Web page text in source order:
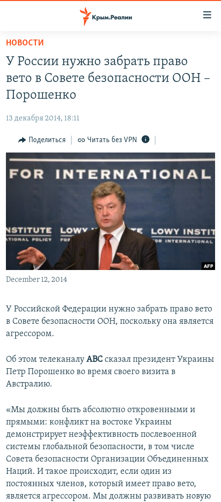
Вернуться
основному
содержанию
Вернутся
главной
навигации
Вернутся
поиску
11 ЛЕТ ОККУПАЦИИ КРЫМА. 11 ИСТОРИЙ СОПРОТИВЛЕНИЯ
ВОДА
ЕЩЕ
ИНТЕРАКТИВ
ИНФОГРАФИКА
ТЕЛЕПРОЕКТ КРЫМ.РЕАЛИИ
СОВЕТЫ ПРАВОЗАЩИТНИКОВ
ПОБЕДИТЕЛЕЙ НЕ СУДЯТ?
КРЫМ.НЕПОКОРЕННЫЙ
ELIFBE
УКРАИНСКАЯ ПРОБЛЕМА КРЫМА
РАДІО СВОБОДА
КАК ОБОЙТИ БЛОКИРОВКУ
ПРИСОЕДИНЯЙТЕСЬ!
НОВОСТИ
У России нужно забрать право
вето в Совете безопасности ООН –
Порошенко
13 декабря 2014, 18:11
Поделиться Читать без VPN
December 12, 2014
У Российской Федерации нужно забрать право вето
в Совете безопасности ООН, поскольку она является
агрессором.
Об этом телеканалу АВС сказал президент Украины
Петр Порошенко во время своего визита в
Австралию.
«Мы должны быть абсолютно откровенными и
прямыми: конфликт на востоке Украины
демонстрирует неэффективность послевоенной
системы глобальной безопасности, в том числе
Совета безопасности Организации Объединенных
Наций. И такое происходит, если один из
постоянных членов, который имеет право вето,
является агрессором. Мы должны развивать новую